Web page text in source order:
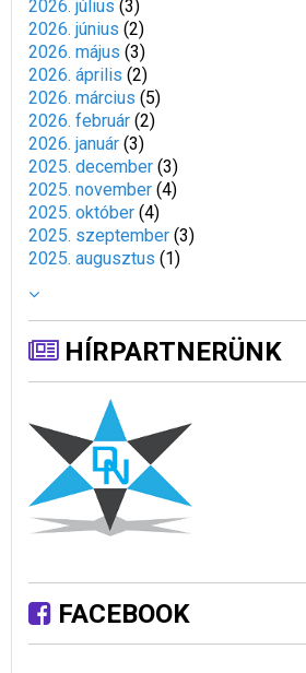
2026. július (3)
2026. június (2)
2026. május (3)
2026. április (2)
2026. március (5)
2026. február (2)
2026. január (3)
2025. december (3)
2025. november (4)
2025. október (4)
2025. szeptember (3)
2025. augusztus (1)
HÍRPARTNERÜNK
FACEBOOK